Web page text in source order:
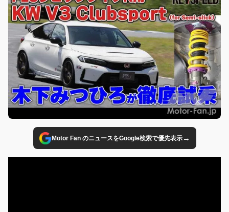
Motor Fan のニュースをGoogle検索で優先表示→